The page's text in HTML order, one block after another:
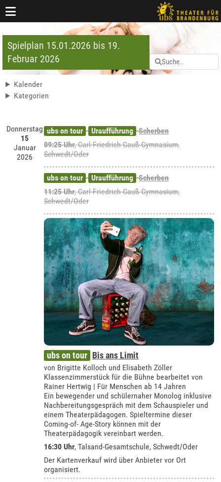
Spielplan 15.01.2026 bis 19.
Februar 2026
Kalender
Kategorien
Donnerstag
15
Januar
2026
ubs on tour Uraufführung Scherben
09:25 Uhr,Carl-Friedrich-Gauß-Gymnasium,
Schwedt/Oder
ubs on tour Uraufführung Scherben
11:25 Uhr,Carl-Friedrich-Gauß-Gymnasium,
Schwedt/Oder
ubs on tour Bis ans Limit
von Brigitte Kolloch und Elisabeth Zöller
Klassenzimmerstück für die Bühne bearbeitet von
Rainer Hertwig | Für Menschen ab 14 Jahren
Ein bewegender und schülernaher Monolog inklusive
Nachbereitungsgespräch mit dem Schauspieler und
einem Theaterpädagogen. Spieltermine dieser
Coming-of- Age-Story können mit der
Theaterpädagogik vereinbart werden.
16:30 Uhr,Talsand-Gesamtschule, Schwedt/Oder
Der Kartenverkauf wird über Anbieter vor Ort
organisiert.